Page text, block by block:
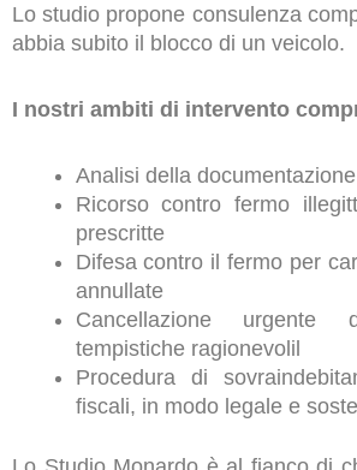
Lo studio propone consulenza
abbia subito il blocco di un veicolo.
I nostri ambiti di intervento
Analisi della
Ricorso contro fermo
prescritte
Difesa contro il fermo per
annullate
Cancellazione
tempistiche ragionevolil
Procedura di
fiscali, in modo legale e